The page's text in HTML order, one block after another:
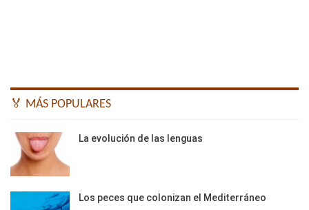
🏅 MÁS POPULARES
La evolución de las lenguas
Los peces que colonizan el Mediterráneo